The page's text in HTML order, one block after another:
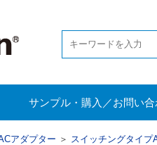
サンプル・購入／お問い
アダプター ＞ スイッチングタイプ